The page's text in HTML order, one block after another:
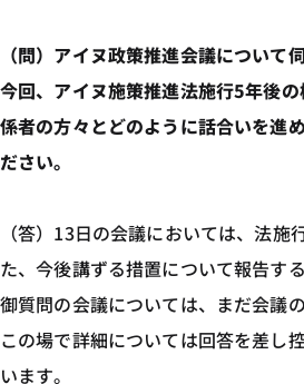
（問）アイヌ政策推進会議について
今回、アイヌ施策推進法施行5年後
係者の方々とどのように話合いを進
ださい。
（答）13日の会議においては、法施
た、今後講ずる措置について報告す
御質問の会議については、まだ会議
この場で詳細については回答を差し
います。